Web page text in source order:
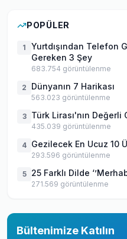
POPÜLER
1
Yurtdışından Telefon
Gereken 3 Şey
683.754 görüntülenme
2 Dünyanın 7 Harikası
563.023 görüntülenme
3 Türk Lirası'nın Değerli
435.039 görüntülenme
4 Gezilecek En Ucuz 10
293.596 görüntülenme
5 25 Farklı Dilde
271.569 görüntülenme
Bültenimize Katılın